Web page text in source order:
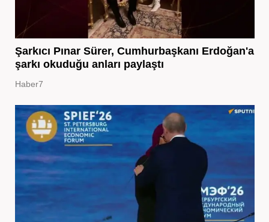
Şarkıcı Pınar Sürer, Cumhurbaşkanı Erdoğan'a
şarkı okuduğu anları paylaştı
Haber7